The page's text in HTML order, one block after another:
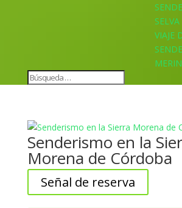
VIAJE
Senderismo en la
Morena de Córdoba
Señal de reserva